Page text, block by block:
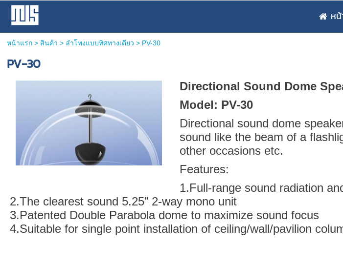
ห
หน้าแรก > สินค้า > ลำโพงแบบทิศทางเดียว > PV-30
PV-30
Directional Sound Dome
Model: PV-30
Directional sound dome
sound like the beam of a
other occasions etc.
Features:
1.Full-range sound radiation
2.The clearest sound 5.25” 2-way mono unit
3.Patented Double Parabola dome to maximize sound focus
4.Suitable for single point installation of ceiling/wall/pavilion